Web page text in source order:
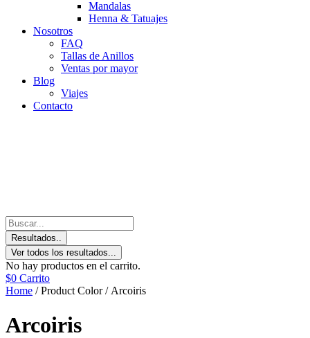
Mandalas
Henna & Tatuajes
Nosotros
FAQ
Tallas de Anillos
Ventas por mayor
Blog
Viajes
Contacto
Resultados..
Ver todos los resultados...
No hay productos en el carrito.
$0 Carrito
Home / Product Color / Arcoiris
Arcoiris